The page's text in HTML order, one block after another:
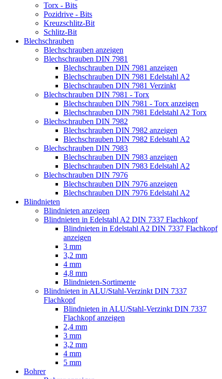
Torx - Bits
Pozidrive - Bits
Kreuzschlitz-Bit
Schlitz-Bit
Blechschrauben
Blechschrauben anzeigen
Blechschrauben DIN 7981
Blechschrauben DIN 7981 anzeigen
Blechschrauben DIN 7981 Edelstahl A2
Blechschrauben DIN 7981 Verzinkt
Blechschrauben DIN 7981 - Torx
Blechschrauben DIN 7981 - Torx anzeigen
Blechschrauben DIN 7981 Edelstahl A2 Torx
Blechschrauben DIN 7982
Blechschrauben DIN 7982 anzeigen
Blechschrauben DIN 7982 Edelstahl A2
Blechschrauben DIN 7983
Blechschrauben DIN 7983 anzeigen
Blechschrauben DIN 7983 Edelstahl A2
Blechschrauben DIN 7976
Blechschrauben DIN 7976 anzeigen
Blechschrauben DIN 7976 Edelstahl A2
Blindnieten
Blindnieten anzeigen
Blindnieten in Edelstahl A2 DIN 7337 Flachkopf
Blindnieten in Edelstahl A2 DIN 7337 Flachkopf
anzeigen
3 mm
3,2 mm
4 mm
4,8 mm
Blindnieten-Sortimente
Blindnieten in ALU/Stahl-Verzinkt DIN 7337
Flachkopf
Blindnieten in ALU/Stahl-Verzinkt DIN 7337
Flachkopf anzeigen
2,4 mm
3 mm
3,2 mm
4 mm
5 mm
Bohrer